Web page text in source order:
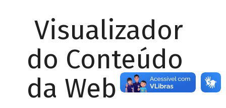
Visualizador
do Conteúdo
da Web